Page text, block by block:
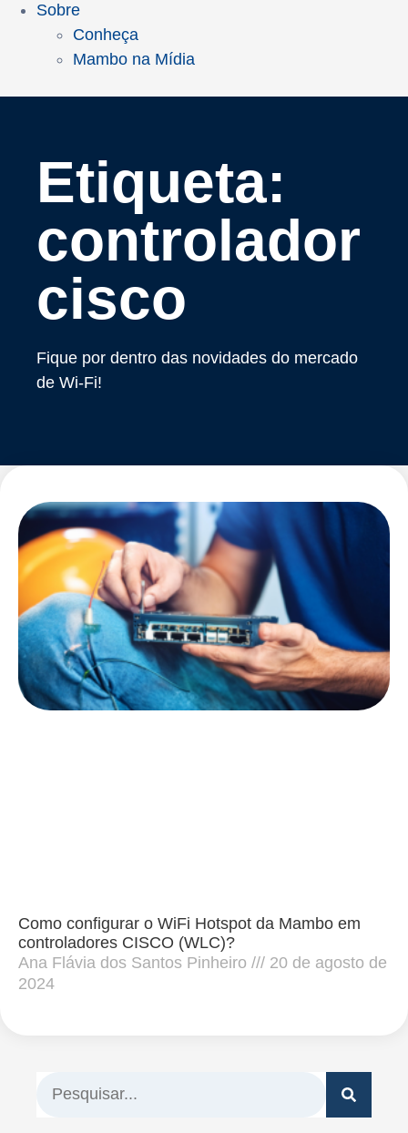
Sobre
Conheça
Mambo na Mídia
Etiqueta:
controlador
cisco
Fique por dentro das novidades do mercado
de Wi-Fi!
Como configurar o WiFi Hotspot da Mambo em
controladores CISCO (WLC)?
Ana Flávia dos Santos Pinheiro
20 de agosto de
2024